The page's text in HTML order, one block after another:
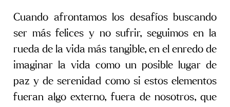
Cuando afrontamos los desafíos buscando
ser más felices y no sufrir, seguimos en la
rueda de la vida más tangible, en el enredo de
imaginar la vida como un posible lugar de
paz y de serenidad como si estos elementos
fueran algo externo, fuera de nosotros, que